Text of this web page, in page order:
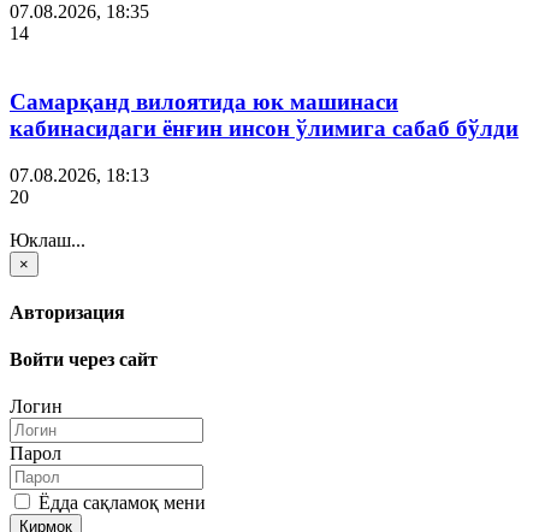
07.08.2026, 18:35
14
Самарқанд вилоятида юк машинаси
кабинасидаги ёнғин инсон ўлимига сабаб бўлди
07.08.2026, 18:13
20
Юклаш...
×
Авторизация
Войти через сайт
Логин
Парол
Ёдда сақламоқ мени